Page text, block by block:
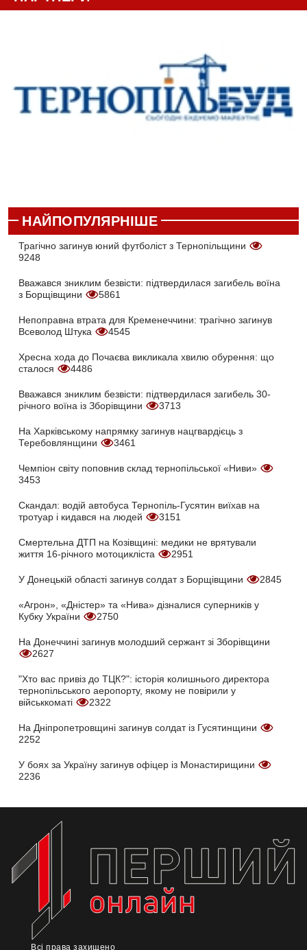
НАЙПОПУЛЯРНІШЕ
Трагічно загинув юний футболіст з Тернопільщини
9248
Вважався зниклим безвісти: підтвердилася загибель воїна
з Борщівщини
5861
Непоправна втрата для Кременеччини: трагічно загинув
Всеволод Штука
4545
Хресна хода до Почаєва викликала хвилю обурення: що
сталося
4486
Вважався зниклим безвісти: підтвердилася загибель 30-
річного воїна із Зборівщини
3713
На Харківському напрямку загинув нацгвардієць з
Теребовлянщини
3461
Чемпіон світу поповнив склад тернопільської «Ниви»
3453
Скандал: водій автобуса Тернопіль-Гусятин виїхав на
тротуар і кидався на людей
3151
Смертельна ДТП на Козівщині: медики не врятували
життя 16-річного мотоцикліста
2951
У Донецькій області загинув солдат з Борщівщини 2845
«Агрон», «Дністер» та «Нива» дізналися суперників у
Кубку України
2750
На Донеччині загинув молодший сержант зі Зборівщини
2627
"Хто вас привіз до ТЦК?": історія колишнього директора
тернопільського аеропорту, якому не повірили у
військкоматі
2322
На Дніпропетровщині загинув солдат із Гусятинщини
2252
У боях за Україну загинув офіцер із Монастирищини
2236
Всі права захищено